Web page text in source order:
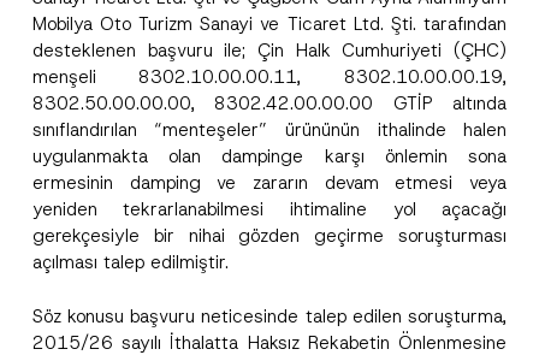
Mobilya Oto Turizm Sanayi ve Ticaret Ltd. Şti. tarafından
desteklenen başvuru ile; Çin Halk Cumhuriyeti (ÇHC)
menşeli 8302.10.00.00.11, 8302.10.00.00.19,
8302.50.00.00.00, 8302.42.00.00.00 GTİP altında
sınıflandırılan “menteşeler” ürününün ithalinde halen
uygulanmakta olan dampinge karşı önlemin sona
ermesinin damping ve zararın devam etmesi veya
yeniden tekrarlanabilmesi ihtimaline yol açacağı
gerekçesiyle bir nihai gözden geçirme soruşturması
açılması talep edilmiştir.
Söz konusu başvuru neticesinde talep edilen soruşturma,
2015/26 sayılı İthalatta Haksız Rekabetin Önlenmesine